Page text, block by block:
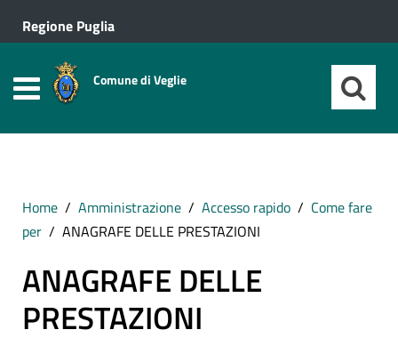
Regione Puglia
Comune di Veglie
Home Amministrazione Accesso rapido
Come fare
per
ANAGRAFE DELLE PRESTAZIONI
ANAGRAFE DELLE
PRESTAZIONI